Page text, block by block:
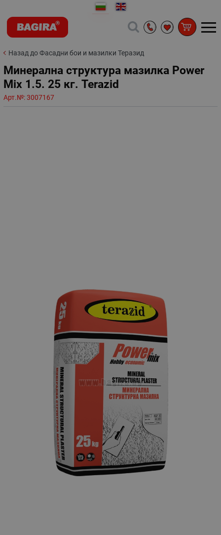
Назад до Фасадни бои и мазилки Теразид
Минерална структура мазилка Power
Mix 1.5. 25 кг. Terazid
Арт.№:3007167